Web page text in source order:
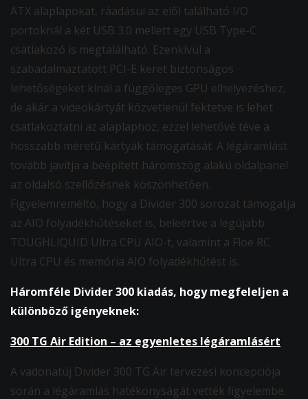
ATX alaplapokat, ráadásul az elől található I/O
portoknál a két USB 3.0 mellett egy USB Type-C
csatlakozó is megtalálható. Ezenkívül a
szabadalmaztatott PCI-E keret biztonságos
lehetőségeket kínál a függőleges GPU elhelyezéshez,
de akár a videokártyát közvetlenül fektetve is lehet
csatlakoztatni az alaplaphoz, ezzel lehetővé téve a
hosszabb méretű kártyák támogatását. A légáramlást
tovább javítja a beépített háromszög alakú oldalpanel
az oldalsó szellőzésnek köszönhetően.
Figyelemreméltó, hogy a Divider 300 sorozat támogatja
az AIO folyadékhűtéseket is, beleértve a legújabb
TOUGHLIQUID Ultra CPU AIO-t, valamint a Floe RC
Ultra CPU és memória AIO folyadékhűtést is.
Háromféle Divider 300 kiadás, hogy megfeleljen a
különböző igényeknek:
300 TG Air Edition – az egyenletes légáramlásért
A vadonatúj Divider 300 TG Air tervezési koncepciója
során a légáramlás hatékonyságát vették figyelembe.